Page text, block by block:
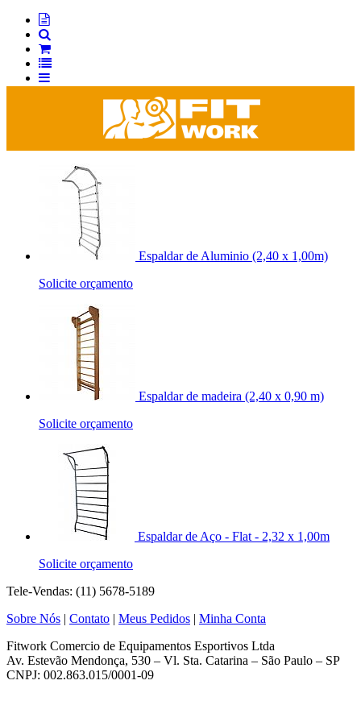
Espaldar de Aluminio (2,40 x 1,00m)
Solicite orçamento
Espaldar de madeira (2,40 x 0,90 m)
Solicite orçamento
Espaldar de Aço - Flat - 2,32 x 1,00m
Solicite orçamento
Tele-Vendas: (11) 5678-5189
Sobre Nós | Contato | Meus Pedidos | Minha Conta
Fitwork Comercio de Equipamentos Esportivos Ltda
Av. Estevão Mendonça, 530 – Vl. Sta. Catarina – São Paulo – SP
CNPJ: 002.863.015/0001-09